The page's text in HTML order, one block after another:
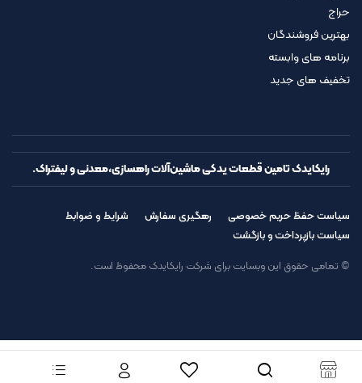
حراج
بهترین فروشندگان
برنامه های وابسته
تخفیف های جدید
رایکایدک تامین قطعات یدکی ماشین‌آلات راهسازی،معدنی و لیفتراک.
سیاست حفظ حریم خصوصی رهگیری سفارش
شرایط و ضوابط
سیاست بازپرداخت و بازگشت
© تمامی حقوق این وبسایت برای شرکت رایکایدک محفوظ است.